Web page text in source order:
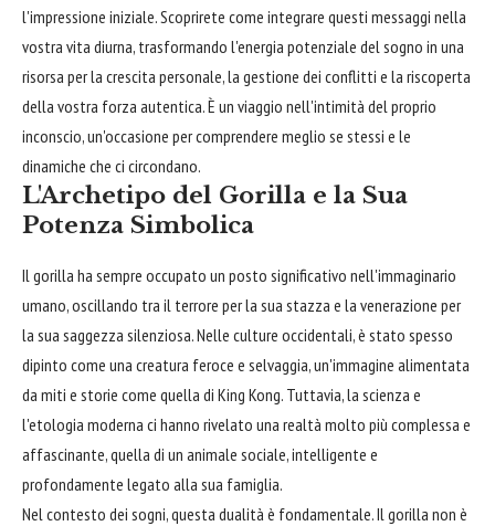
l'impressione iniziale. Scoprirete come integrare questi messaggi nella
vostra vita diurna, trasformando l'energia potenziale del sogno in una
risorsa per la crescita personale, la gestione dei conflitti e la riscoperta
della vostra forza autentica. È un viaggio nell'intimità del proprio
inconscio, un'occasione per comprendere meglio se stessi e le
dinamiche che ci circondano.
L'Archetipo del Gorilla e la Sua
Potenza Simbolica
Il gorilla ha sempre occupato un posto significativo nell'immaginario
umano, oscillando tra il terrore per la sua stazza e la venerazione per
la sua saggezza silenziosa. Nelle culture occidentali, è stato spesso
dipinto come una creatura feroce e selvaggia, un'immagine alimentata
da miti e storie come quella di King Kong. Tuttavia, la scienza e
l'etologia moderna ci hanno rivelato una realtà molto più complessa e
affascinante, quella di un animale sociale, intelligente e
profondamente legato alla sua famiglia.
Nel contesto dei sogni, questa dualità è fondamentale. Il gorilla non è